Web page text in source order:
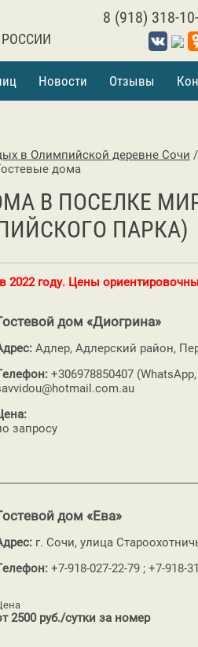
8 (918) 318-
Новости Отзывы
в Олимпийской деревне Сочи /
дома
В ПОСЕЛКЕ
ПАРКА)
2022 году. Цены
дом «Диогрина»
Адлер, Адлерский район,
+306978850407
запросу
дом «Ева»
г. Сочи, улица
+7-918-027-22-79 ; +7-918-
2500 руб./сутки за номер